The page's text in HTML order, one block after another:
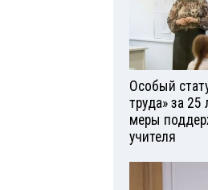
Особый
труда» за 25
меры
учителя